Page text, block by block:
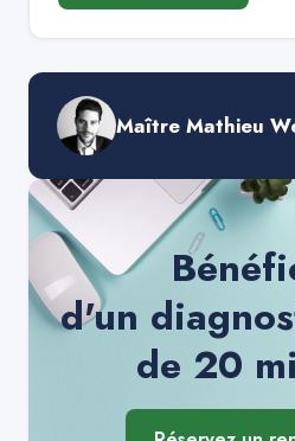
Maître Mathieu
d'un
de 20